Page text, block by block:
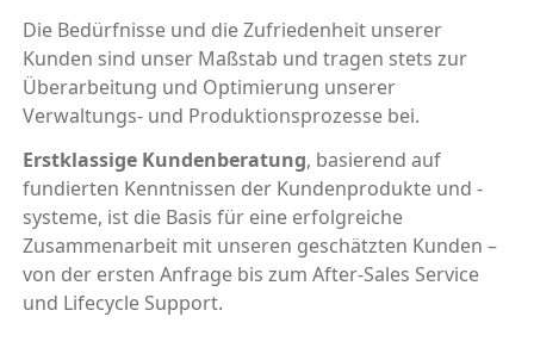
Die Bedürfnisse und die Zufriedenheit unserer
Kunden sind unser Maßstab und tragen stets zur
Überarbeitung und Optimierung unserer
Verwaltungs- und Produktionsprozesse bei.
Erstklassige Kundenberatung, basierend auf
fundierten Kenntnissen der Kundenprodukte und -
systeme, ist die Basis für eine erfolgreiche
Zusammenarbeit mit unseren geschätzten Kunden –
von der ersten Anfrage bis zum After-Sales Service
und Lifecycle Support.